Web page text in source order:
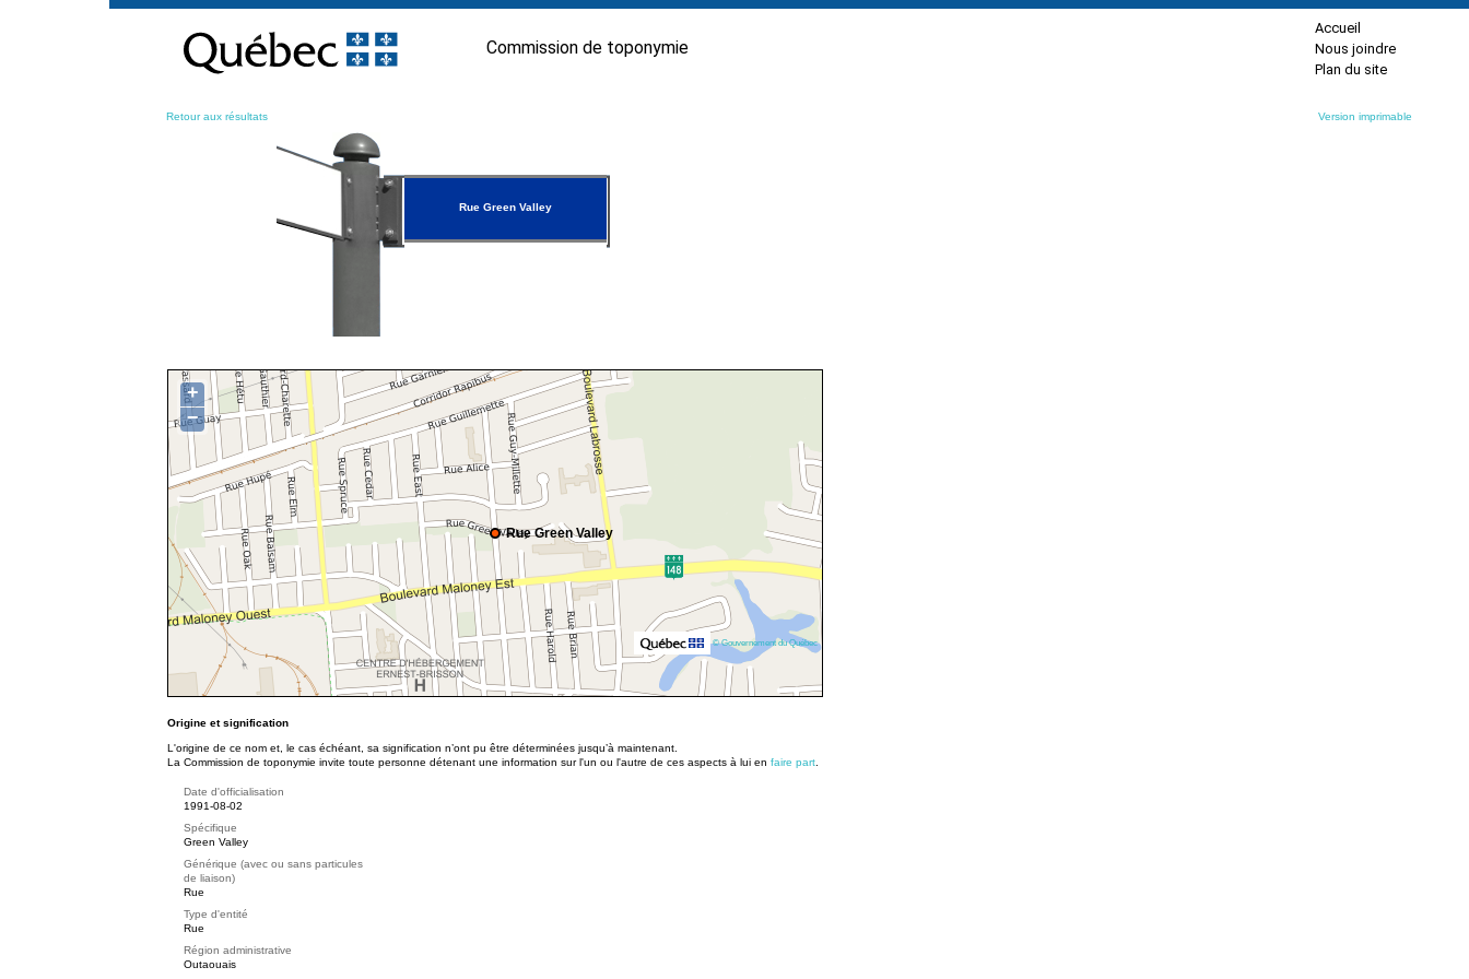
contenu
Commission de toponymie
Accueil
Nous joindre
Plan du site
Retour aux résultats Version imprimable
Rue Green Valley
Rue Green Valley
+
−
© Gouvernement du Québec
Origine et signification
L'origine de ce nom et, le cas échéant, sa signification n’ont pu être déterminées jusqu’à maintenant.
La Commission de toponymie invite toute personne détenant une information sur l'un ou l'autre de ces aspects à lui en faire part
Date d'officialisation
1991-08-02
Spécifique
Green Valley
Générique (avec ou sans particules
de liaison)
Rue
Type d'entité
Rue
Région administrative
Outaouais